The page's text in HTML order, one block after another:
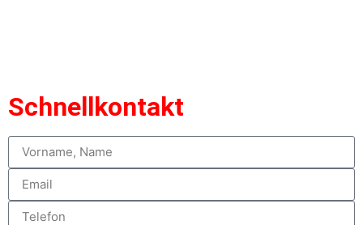
Schnellkontakt